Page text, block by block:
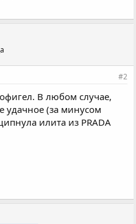
#2
В любом случае,
удачное (за минусом
илита из PRADA